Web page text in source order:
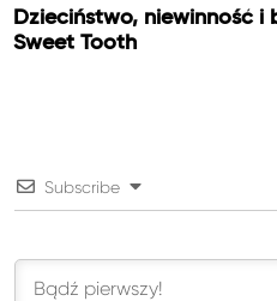
Dzieciństwo, niewinność
Sweet Tooth
Subscribe